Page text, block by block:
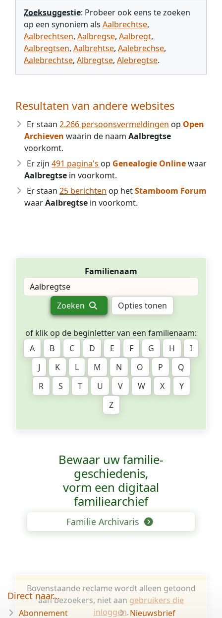
Zoeksuggestie: Probeer ook eens te zoeken
op een synoniem als Aalbrechtse,
Aalbrechtsen, Aalbregse, Aalbregt,
Aalbregtsen, Aalbrehtse, Aalebrechse,
Aalebrechtse, Albregtse, Alebregtse.
Resultaten van andere websites
Er staan 2.266 persoonsvermeldingen op Open
Archieven waarin de naam Aalbregtse
voorkomt.
Er zijn 491 pagina's op Genealogie Onlinewaar
Aalbregtse in voorkomt.
Er staan 25 berichten op hetStamboom Forum
waarAalbregtse in voorkomt.
Familienaam
Zoeken Opties tonen
of klik op de beginletter van een familienaam:
A
B C D E F G H
I
J
K L M N O P
Q
R
S T U V W X
Y
Z
Bewaar uw familie­
geschiedenis,
vorm een digitaal
familiearchief
Familie Archivaris
Bovenstaande reclame wordt alleen getoond
aan bezoekers, niet aan gebruikers die
inloggen.
Direct naar...
Abonnement Nieuwsbrief